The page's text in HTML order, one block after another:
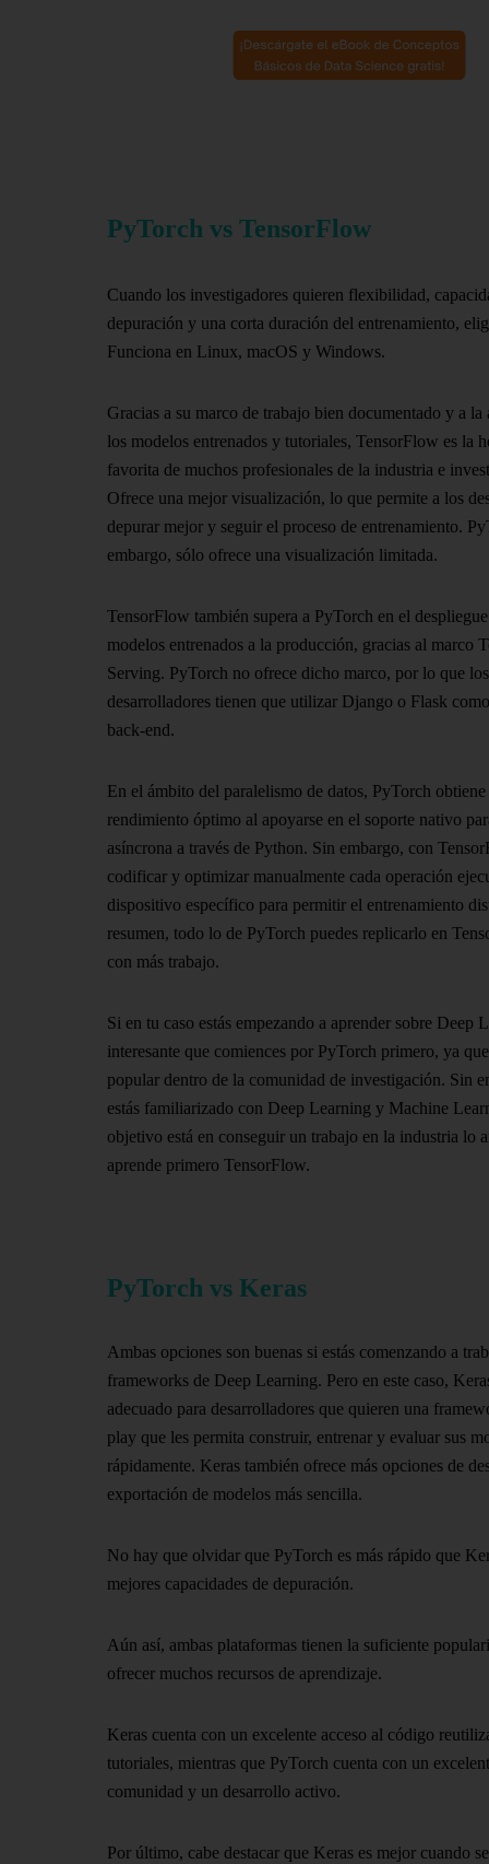
PyTorch vs TensorFlow
Cuando los investigadores quieren flexibilidad,
depuración y una corta duración del entrenamiento,
Funciona en Linux, macOS y Windows.
Gracias a su marco de trabajo bien documentado y a la
los modelos entrenados y tutoriales, TensorFlow es la
favorita de muchos profesionales de la industria e
Ofrece una mejor visualización, lo que permite a los
depurar mejor y seguir el proceso de entrenamiento.
embargo, sólo ofrece una visualización limitada.
TensorFlow también supera a PyTorch en el
modelos entrenados a la producción, gracias al marco
Serving. PyTorch no ofrece dicho marco, por lo que los
desarrolladores tienen que utilizar Django o Flask
back-end.
En el ámbito del paralelismo de datos, PyTorch
rendimiento óptimo al apoyarse en el soporte nativo
asíncrona a través de Python. Sin embargo, con
codificar y optimizar manualmente cada operación
dispositivo específico para permitir el entrenamiento
resumen, todo lo de PyTorch puedes replicarlo en
con más trabajo.
Si en tu caso estás empezando a aprender sobre Deep
interesante que comiences por PyTorch primero, ya
popular dentro de la comunidad de investigación. Sin
estás familiarizado con Deep Learning y Machine
objetivo está en conseguir un trabajo en la industria lo
aprende primero TensorFlow.
PyTorch vs Keras
Ambas opciones son buenas si estás comenzando a
frameworks de Deep Learning. Pero en este caso,
adecuado para desarrolladores que quieren una
play que les permita construir, entrenar y evaluar sus
rápidamente. Keras también ofrece más opciones de
exportación de modelos más sencilla.
No hay que olvidar que PyTorch es más rápido que
mejores capacidades de depuración.
Aún así, ambas plataformas tienen la suficiente
ofrecer muchos recursos de aprendizaje.
Keras cuenta con un excelente acceso al código
tutoriales, mientras que PyTorch cuenta con un
comunidad y un desarrollo activo.
Por último, cabe destacar que Keras es mejor cuando